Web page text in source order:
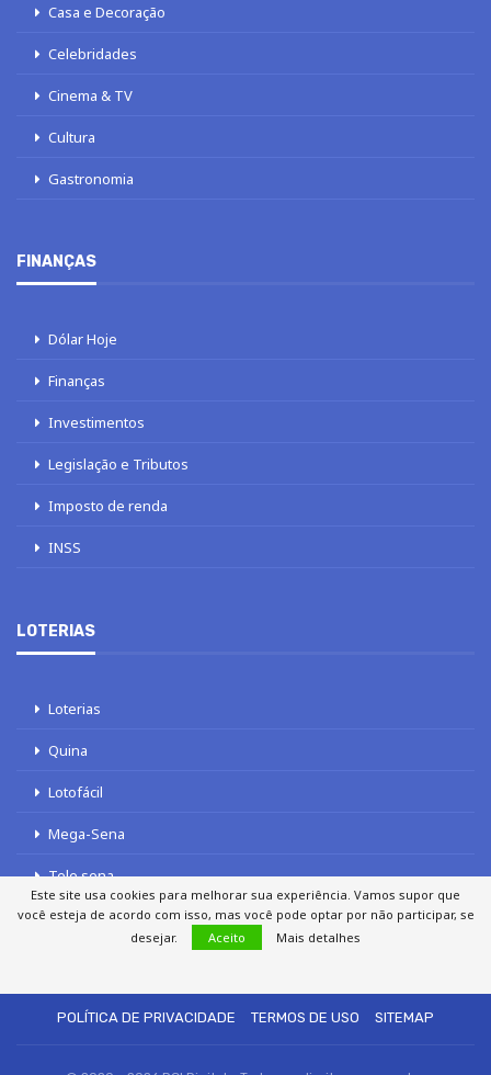
Casa e Decoração
Celebridades
Cinema & TV
Cultura
Gastronomia
FINANÇAS
Dólar Hoje
Finanças
Investimentos
Legislação e Tributos
Imposto de renda
INSS
LOTERIAS
Loterias
Quina
Lotofácil
Mega-Sena
Tele sena
POLÍTICA DE PRIVACIDADE
TERMOS DE USO SITEMAP
Este site usa cookies para melhorar sua experiência. Vamos supor que
você esteja de acordo com isso, mas você pode optar por não participar, se
desejar.
Aceito Mais detalhes